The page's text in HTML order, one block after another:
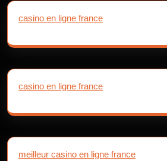
casino en ligne france
casino en ligne france
meilleur casino en ligne france